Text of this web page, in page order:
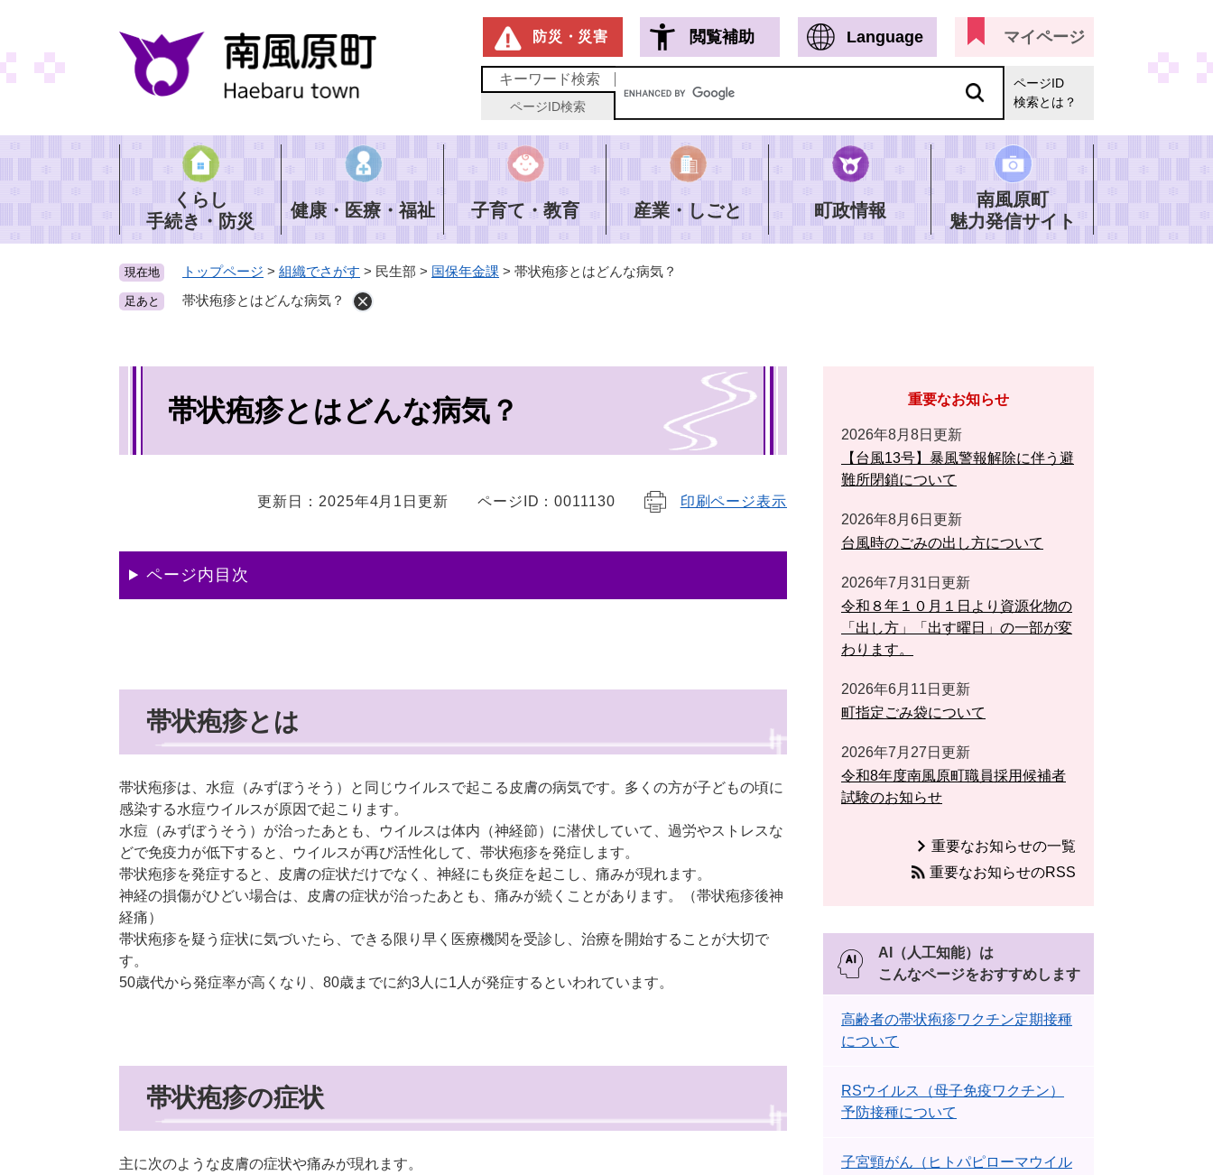
ジ
の
で
す
。
防災・災害 閲覧補助 Language マイページ
キーワード検索
ページID検索
ページID
検索とは？
くらし
手続き・防災
健康・医療・福祉 子育て・教育 産業・しごと 町政情報
南風原町
魅力発信サイト
現在地 トップページ > 組織でさがす > 民生部 > 国保年金課 > 帯状疱疹とはどんな病気？
足あと 帯状疱疹とはどんな病気？
帯状疱疹とはどんな病気？
更新日：2025年4月1日更新 ページID：0011130 印刷ページ表示
ページ内目次
帯状疱疹とは
帯状疱疹は、水痘（みずぼうそう）と同じウイルスで起こる皮膚の病気です。多くの方が子どもの頃に
感染する水痘ウイルスが原因で起こります。
水痘（みずぼうそう）が治ったあとも、ウイルスは体内（神経節）に潜伏していて、過労やストレスな
どで免疫力が低下すると、ウイルスが再び活性化して、帯状疱疹を発症します。
帯状疱疹を発症すると、皮膚の症状だけでなく、神経にも炎症を起こし、痛みが現れます。
神経の損傷がひどい場合は、皮膚の症状が治ったあとも、痛みが続くことがあります。（帯状疱疹後神
経痛）
帯状疱疹を疑う症状に気づいたら、できる限り早く医療機関を受診し、治療を開始することが大切で
す。
50歳代から発症率が高くなり、80歳までに約3人に1人が発症するといわれています。
帯状疱疹の症状
主に次のような皮膚の症状や痛みが現れます。
重要なお知らせ
2026年8月8日更新
【台風13号】暴風警報解除に伴う避
難所閉鎖について
2026年8月6日更新
台風時のごみの出し方について
2026年7月31日更新
令和８年１０月１日より資源化物の
「出し方」「出す曜日」の一部が変
わります。
2026年6月11日更新
町指定ごみ袋について
2026年7月27日更新
令和8年度南風原町職員採用候補者
試験のお知らせ
重要なお知らせの一覧
重要なお知らせのRSS
AI（人工知能）は
こんなページをおすすめします
高齢者の帯状疱疹ワクチン定期接種
について
RSウイルス（母子免疫ワクチン）
予防接種について
子宮頸がん（ヒトパピローマウイル